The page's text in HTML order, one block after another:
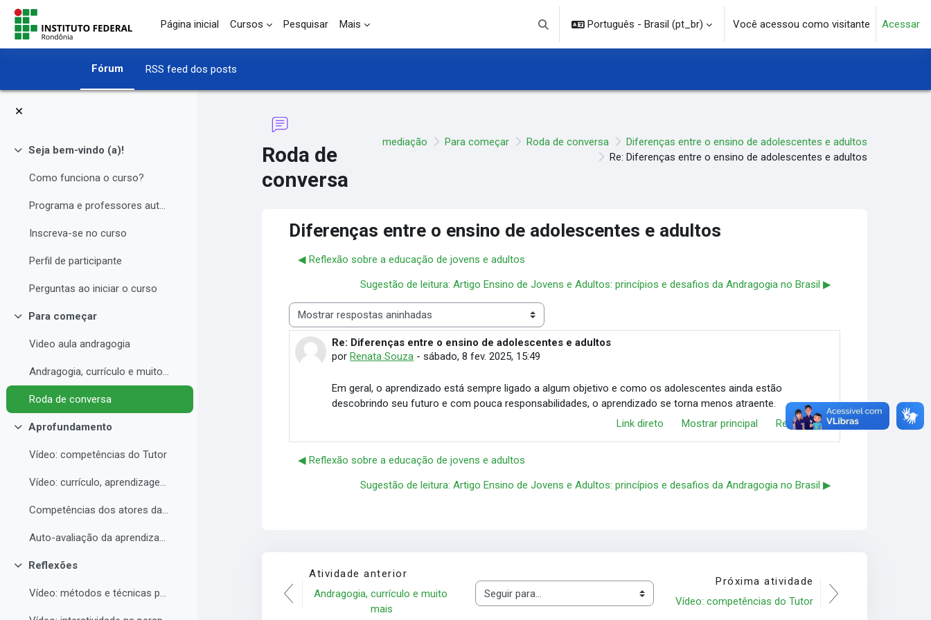
Ir para o conteúdo principal
Página inicial
Cursos Pesquisar Mais
Alternar entrada de pesquisa
Português - Brasil ‎(pt_br)‎ Você acessou como visitante Acessar
Fórum RSS feed dos posts
Contrair
Seja bem-vindo (a)!
Como funciona o curso?
Programa e professores autores
Inscreva-se no curso
Perfil de participante
Perguntas ao iniciar o curso
Contrair
Para começar
Video aula andragogia
Andragogia, currículo e muito mais
Roda de conversa
Contrair
Aprofundamento
Vídeo: competências do Tutor
Vídeo: currículo, aprendizagem e docência para EAD
Competências dos atores da educação a distância professor, tutor e aluno
Auto-avaliação da aprendizagem
Contrair
Reflexões
Vídeo: métodos e técnicas para EAD
Roda de
conversa
mediação Para começar Roda de conversa
Diferenças entre o ensino de adolescentes e adultos
Re: Diferenças entre o ensino de adolescentes e adultos
Diferenças entre o ensino de adolescentes e adultos
◀︎ Reflexão sobre a educação de jovens e adultos
Sugestão de leitura: Artigo Ensino de Jovens e Adultos: princípios e desafios da Andragogia no Brasil ▶︎
Modo de visualização
Re: Diferenças entre o ensino de adolescentes e adultos
porRenata Souza -sábado, 8 fev. 2025, 15:49
Número de respostas: 0
Em geral, o aprendizado está sempre ligado a algum objetivo e como os adolescentes ainda estão
descobrindo seu futuro e com pouca responsabilidades, o aprendizado se torna menos atraente.
Link direto
Mostrar principal Responder
◀︎ Reflexão sobre a educação de jovens e adultos
Sugestão de leitura: Artigo Ensino de Jovens e Adultos: princípios e desafios da Andragogia no Brasil ▶︎
Atividade anterior
Andragogia, currículo e muito
mais
Seguir para...
Próxima atividade
Vídeo: competências do Tutor